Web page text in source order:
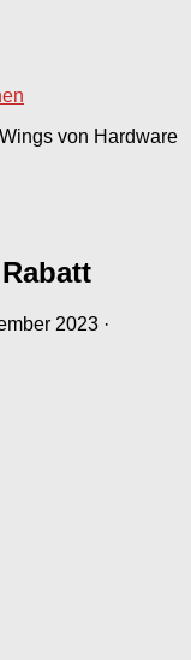
von Hardware
2023 ·